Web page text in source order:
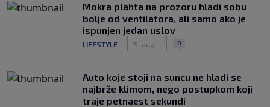
Mokra plahta na prozoru hladi sobu
bolje od ventilatora, ali samo ako je
ispunjen jedan uslov
LIFESTYLE 5. aug. 0
Auto koje stoji na suncu ne hladi se
najbrže klimom, nego postupkom koji
traje petnaest sekundi